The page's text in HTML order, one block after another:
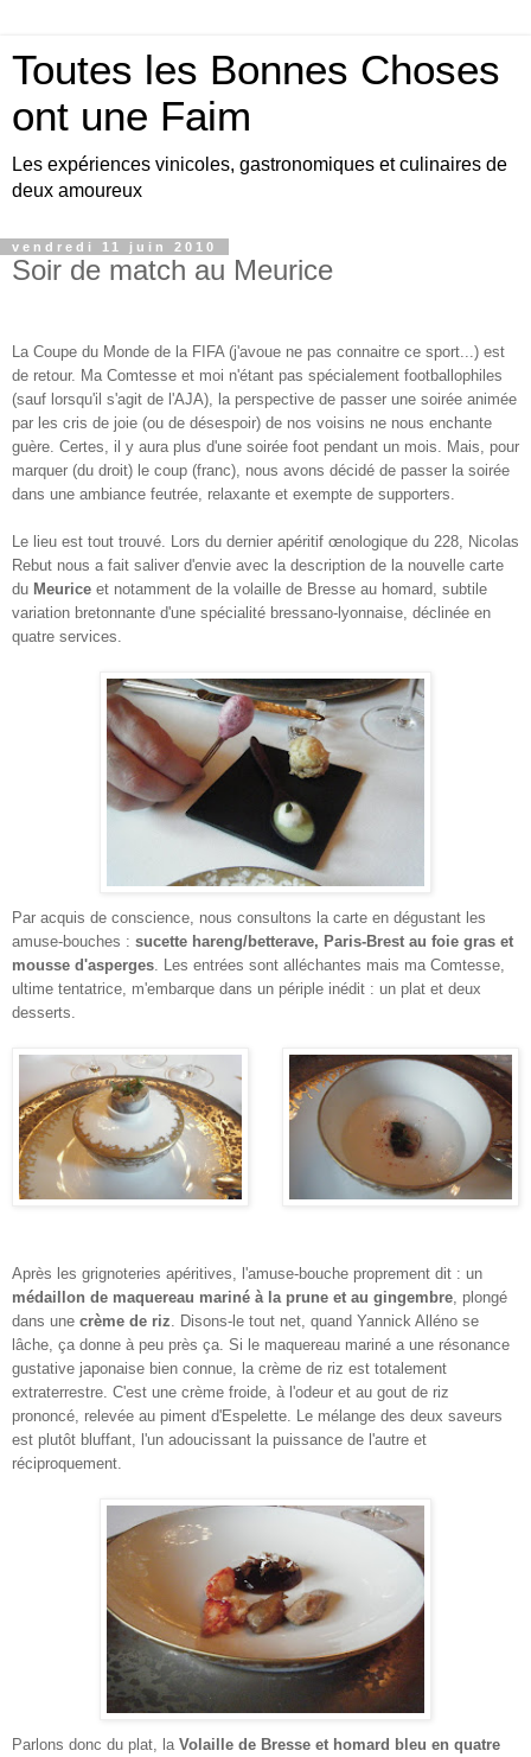
Toutes les Bonnes Choses
ont une Faim
Les expériences vinicoles, gastronomiques et culinaires de
deux amoureux
vendredi 11 juin 2010
Soir de match au Meurice
La Coupe du Monde de la FIFA (j'avoue ne pas connaitre ce sport...) est
de retour. Ma Comtesse et moi n'étant pas spécialement footballophiles
(sauf lorsqu'il s'agit de l'AJA), la perspective de passer une soirée animée
par les cris de joie (ou de désespoir) de nos voisins ne nous enchante
guère. Certes, il y aura plus d'une soirée foot pendant un mois. Mais, pour
marquer (du droit) le coup (franc), nous avons décidé de passer la soirée
dans une ambiance feutrée, relaxante et exempte de supporters.
Le lieu est tout trouvé. Lors du dernier apéritif œnologique du 228, Nicolas
Rebut nous a fait saliver d'envie avec la description de la nouvelle carte
du Meurice et notamment de la volaille de Bresse au homard, subtile
variation bretonnante d'une spécialité bressano-lyonnaise, déclinée en
quatre services.
Par acquis de conscience, nous consultons la carte en dégustant les
amuse-bouches : sucette hareng/betterave, Paris-Brest au foie gras et
mousse d'asperges . Les entrées sont alléchantes mais ma Comtesse,
ultime tentatrice, m'embarque dans un périple inédit : un plat et deux
desserts.
Après les grignoteries apéritives, l'amuse-bouche proprement dit : un
médaillon de maquereau mariné à la prune et au gingembre , plongé
dans une crème de riz . Disons-le tout net, quand Yannick Alléno se
lâche, ça donne à peu près ça. Si le maquereau mariné a une résonance
gustative japonaise bien connue, la crème de riz est totalement
extraterrestre. C'est une crème froide, à l'odeur et au gout de riz
prononcé, relevée au piment d'Espelette. Le mélange des deux saveurs
est plutôt bluffant, l'un adoucissant la puissance de l'autre et
réciproquement.
Parlons donc du plat, la Volaille de Bresse et homard bleu en quatre